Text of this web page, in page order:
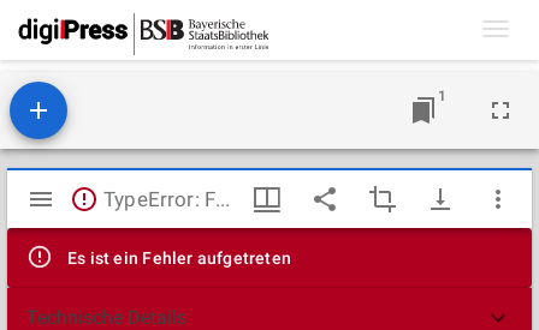
1
Mirador
Viewer
TypeError: Failed to fetch
Es ist ein Fehler aufgetreten
Technische Details